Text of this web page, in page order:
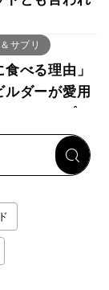
ーチラス・
ン”とは？
サプリ
食べる理由」
ルダーが愛用
のシンプル